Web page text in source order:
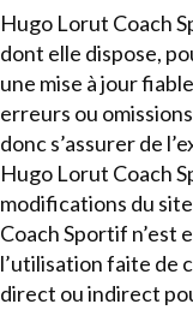
Hugo Lorut Coach
dont elle dispose,
une mise à jour
erreurs ou
donc s’assurer de
Hugo Lorut Coach
modifications du
Coach Sportif n’est
l’utilisation faite de
direct ou indirect